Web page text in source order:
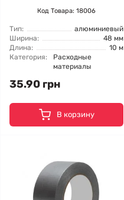
Код Товара: 18006
Тип:
алюминиевый
Ширина:
48 мм
Длина:
10 м
Категория:
Расходные
материалы
35.90 грн
В корзину